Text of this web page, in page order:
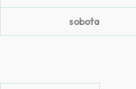
sobota